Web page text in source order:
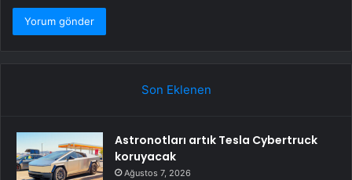
Son Eklenen
Astronotları artık Tesla Cybertruck
koruyacak
Ağustos 7, 2026